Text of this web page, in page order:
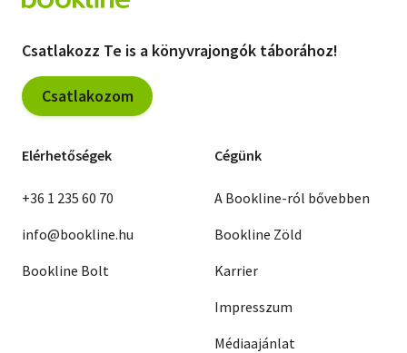
Csatlakozz Te is a könyvrajongók táborához!
Csatlakozom
Elérhetőségek
+36 1 235 60 70
info@bookline.hu
Bookline Bolt
Cégünk
A Bookline-ról bővebben
Bookline Zöld
Karrier
Impresszum
Médiaajánlat